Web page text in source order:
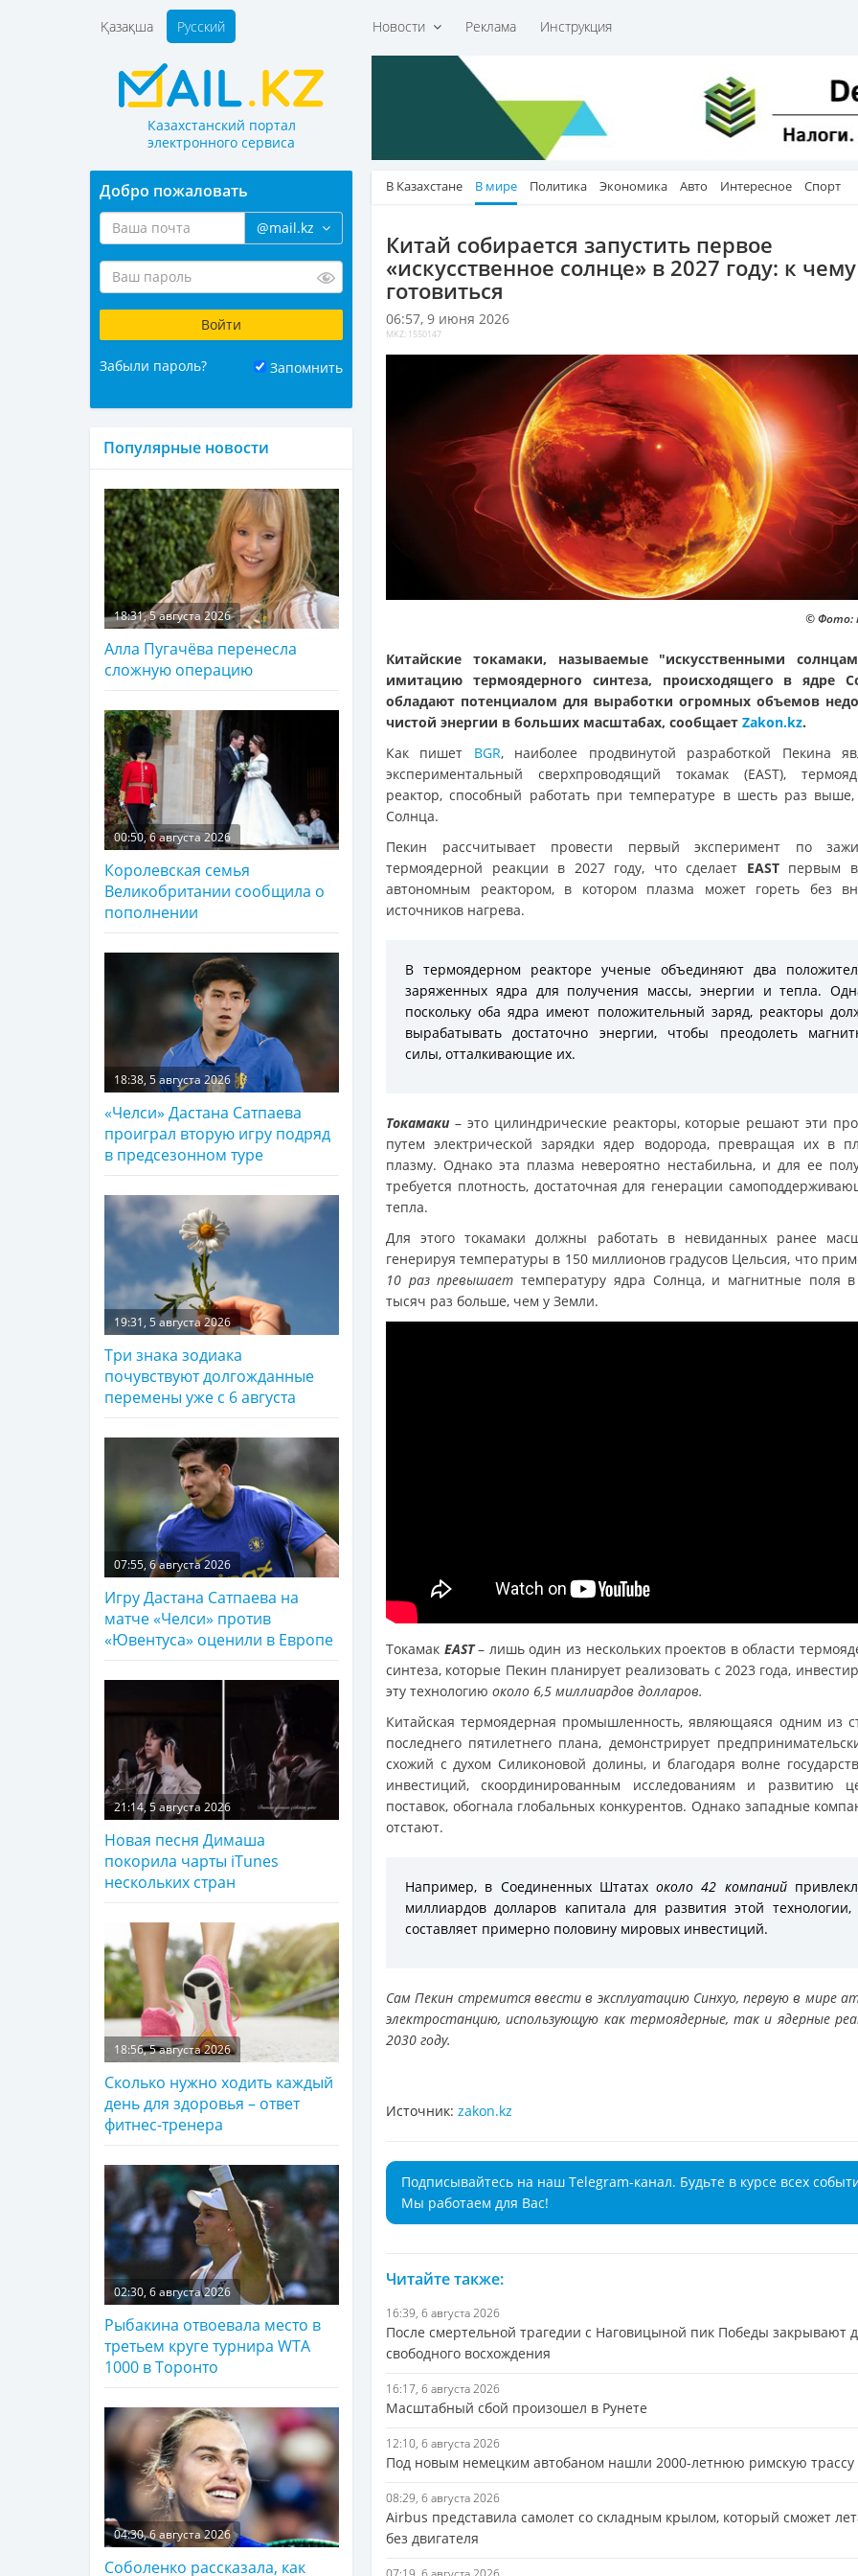
Новости Реклама Инструкция
Қазақша Русский
Казахстанский портал
электронного сервиса
В Казахстане В мире Политика Экономика Авто Интересное Спорт
Китай собирается запустить первое
«искусственное солнце» в 2027 году: к чему
готовиться
06:57, 9 июня 2026
MKZ: 1550147
© Фото:
Китайские токамаки, называемые "искусственными
имитацию термоядерного синтеза, происходящего в ядре
обладают потенциалом для выработки огромных объемов
чистой энергии в больших масштабах, сообщает Zakon.kz.
Как пишет BGR, наиболее продвинутой разработкой Пекина
экспериментальный сверхпроводящий токамак (EAST),
реактор, способный работать при температуре в шесть раз
Солнца.
Пекин рассчитывает провести первый эксперимент по
термоядерной реакции в 2027 году, что сделает EAST первым
автономным реактором, в котором плазма может гореть без
источников нагрева.
В термоядерном реакторе ученые объединяют два
заряженных ядра для получения массы, энергии и тепла.
поскольку оба ядра имеют положительный заряд, реакторы
вырабатывать достаточно энергии, чтобы преодолеть
силы, отталкивающие их.
Токамаки – это цилиндрические реакторы, которые решают эти
путем электрической зарядки ядер водорода, превращая их в
плазму. Однако эта плазма невероятно нестабильна, и для ее
требуется плотность, достаточная для генерации
тепла.
Для этого токамаки должны работать в невиданных ранее
генерируя температуры в 150 миллионов градусов Цельсия, что
10 раз превышает температуру ядра Солнца, и магнитные поля в
тысяч раз больше, чем у Земли.
Токамак EAST– лишь один из нескольких проектов в области
синтеза, которые Пекин планирует реализовать с 2023 года,
эту технологию около 6,5 миллиардов долларов.
Китайская термоядерная промышленность, являющаяся одним из
последнего пятилетнего плана, демонстрирует
схожий с духом Силиконовой долины, и благодаря волне
инвестиций, скоординированным исследованиям и развитию
поставок, обогнала глобальных конкурентов. Однако западные
отстают.
Например, в Соединенных Штатах около 42 компаний
миллиардов долларов капитала для развития этой технологии,
составляет примерно половину мировых инвестиций.
Сам Пекин стремится ввести в эксплуатацию Синхуо, первую в мире
электростанцию, использующую как термоядерные, так и ядерные
2030 году.
Источник: zakon.kz
Подписывайтесь на наш Telegram-канал. Будьте в курсе всех
Мы работаем для Вас!
Читайте также:
16:39, 6 августа 2026
После смертельной трагедии с Наговицыной пик Победы закрывают
свободного восхождения
16:17, 6 августа 2026
Масштабный сбой произошел в Рунете
12:10, 6 августа 2026
Под новым немецким автобаном нашли 2000-летнюю римскую трассу
08:29, 6 августа 2026
Airbus представила самолет со складным крылом, который сможет
без двигателя
Добро пожаловать
@mail.kz
Забыли пароль? Запомнить
Популярные новости
18:31, 5 августа 2026
Алла Пугачёва перенесла
сложную операцию
00:50, 6 августа 2026
Королевская семья
Великобритании сообщила о
пополнении
18:38, 5 августа 2026
«Челси» Дастана Сатпаева
проиграл вторую игру подряд
в предсезонном туре
19:31, 5 августа 2026
Три знака зодиака
почувствуют долгожданные
перемены уже с 6 августа
07:55, 6 августа 2026
Игру Дастана Сатпаева на
матче «Челси» против
«Ювентуса» оценили в Европе
21:14, 5 августа 2026
Новая песня Димаша
покорила чарты iTunes
нескольких стран
18:56, 5 августа 2026
Сколько нужно ходить каждый
день для здоровья – ответ
фитнес-тренера
02:30, 6 августа 2026
Рыбакина отвоевала место в
третьем круге турнира WTA
1000 в Торонто
04:30, 6 августа 2026
Соболенко рассказала, как